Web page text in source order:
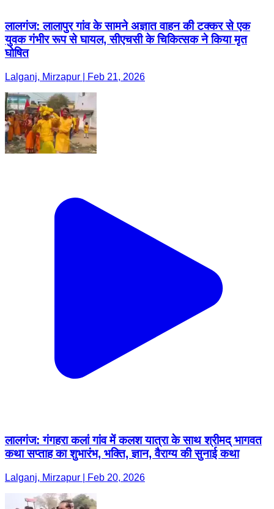
लालगंज: लालापुर गांव के सामने अज्ञात वाहन की टक्कर से एक
युवक गंभीर रूप से घायल, सीएचसी के चिकित्सक ने किया मृत
घोषित
Lalganj, Mirzapur | Feb 21, 2026
लालगंज: गंगहरा कलां गांव में कलश यात्रा के साथ श्रीमद् भागवत
कथा सप्ताह का शुभारंभ, भक्ति, ज्ञान, वैराग्य की सुनाई कथा
Lalganj, Mirzapur | Feb 20, 2026